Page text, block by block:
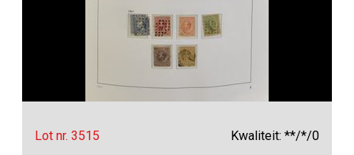
Lot nr. 3515 Kwaliteit: **/*/0